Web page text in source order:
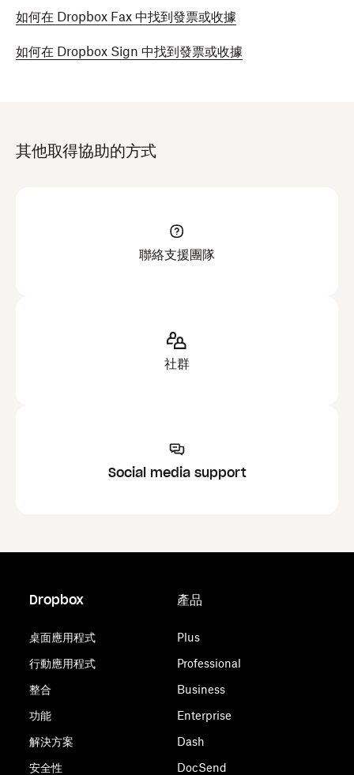
如何在 Dropbox Fax 中找到發票或收據
如何在 Dropbox Sign 中找到發票或收據
其他取得協助的方式
聯絡支援團隊
社群
Social media support
Dropbox
桌面應用程式
行動應用程式
整合
功能
解決方案
安全性
產品
Plus
Professional
Business
Enterprise
Dash
DocSend